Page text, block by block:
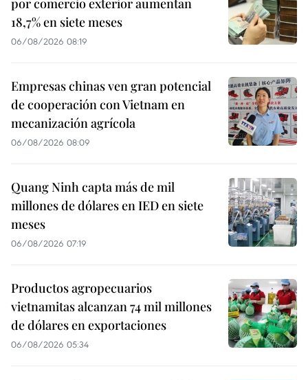
por comercio exterior aumentan
18,7% en siete meses
06/08/2026 08:19
Empresas chinas ven gran potencial
de cooperación con Vietnam en
mecanización agrícola
06/08/2026 08:09
Quang Ninh capta más de mil
millones de dólares en IED en siete
meses
06/08/2026 07:19
Productos agropecuarios
vietnamitas alcanzan 74 mil millones
de dólares en exportaciones
06/08/2026 05:34